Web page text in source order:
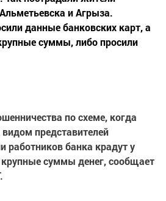
и Агрыза.
данные банковских карт, а
суммы, либо просили
по схеме, когда
представителей
работников банка крадут у
суммы денег, сообщает